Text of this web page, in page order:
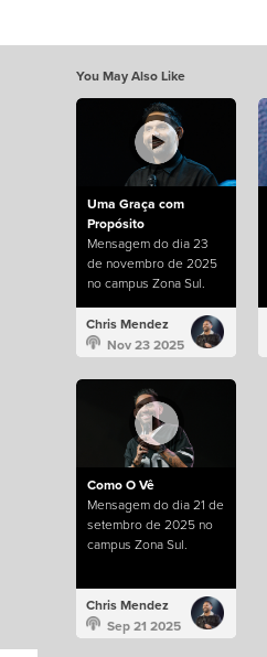
You May Also Like
Uma Graça com
Propósito
Mensagem do dia 23
de novembro de 2025
no campus Zona Sul.
Chris Mendez
Nov 23 2025
Como O Vê
Mensagem do dia 21 de
setembro de 2025 no
campus Zona Sul.
Chris Mendez
Sep 21 2025